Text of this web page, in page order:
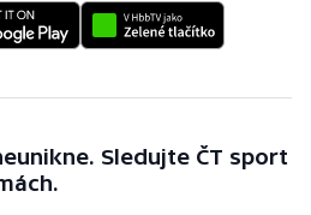
Sledujte ČT sport